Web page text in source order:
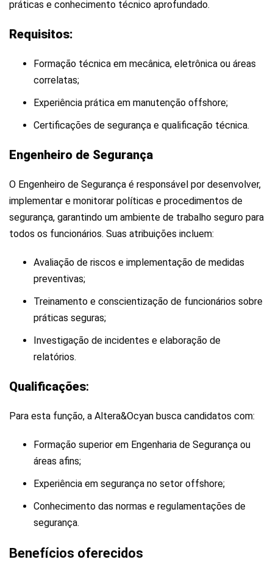
práticas e conhecimento técnico aprofundado.
Requisitos:
Formação técnica em mecânica, eletrônica ou áreas
correlatas;
Experiência prática em manutenção offshore;
Certificações de segurança e qualificação técnica.
Engenheiro de Segurança
O Engenheiro de Segurança é responsável por desenvolver,
implementar e monitorar políticas e procedimentos de
segurança, garantindo um ambiente de trabalho seguro para
todos os funcionários. Suas atribuições incluem:
Avaliação de riscos e implementação de medidas
preventivas;
Treinamento e conscientização de funcionários sobre
práticas seguras;
Investigação de incidentes e elaboração de
relatórios.
Qualificações:
Para esta função, a Altera&Ocyan busca candidatos com:
Formação superior em Engenharia de Segurança ou
áreas afins;
Experiência em segurança no setor offshore;
Conhecimento das normas e regulamentações de
segurança.
Benefícios oferecidos